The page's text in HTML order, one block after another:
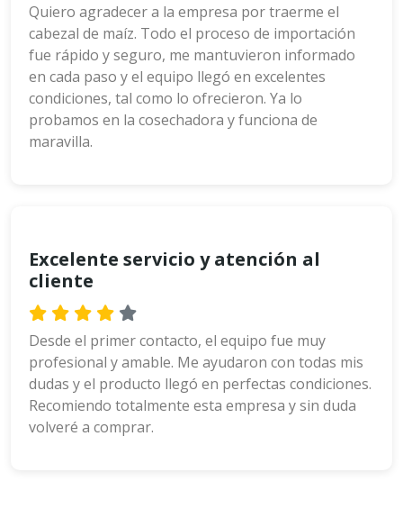
Quiero agradecer a la empresa por traerme el
cabezal de maíz. Todo el proceso de importación
fue rápido y seguro, me mantuvieron informado
en cada paso y el equipo llegó en excelentes
condiciones, tal como lo ofrecieron. Ya lo
probamos en la cosechadora y funciona de
maravilla.
Excelente servicio y atención al
cliente
Desde el primer contacto, el equipo fue muy
profesional y amable. Me ayudaron con todas mis
dudas y el producto llegó en perfectas condiciones.
Recomiendo totalmente esta empresa y sin duda
volveré a comprar.